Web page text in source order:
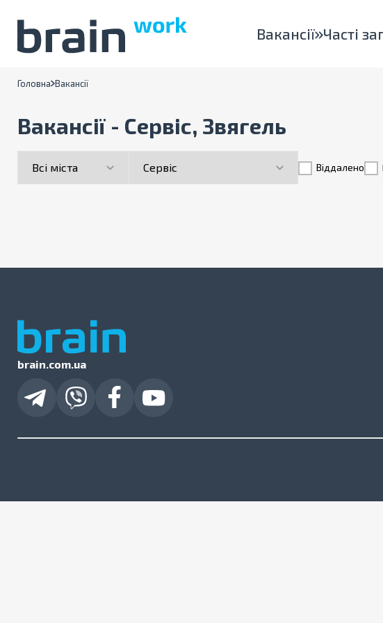
Вакансії Часті
Головна Вакансії
Вакансії - Сервіс, Звягель
Віддалено
brain.com.ua